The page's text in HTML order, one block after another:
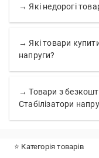
→ Які недорогі
→ Які товари
напруги?
→ Товари з
Стабілізатори
⭐ Категорія товарів